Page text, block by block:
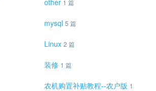
other 1 篇
mysql 5 篇
Linux 2 篇
装修 1 篇
农机购置补贴教程--农户版 1